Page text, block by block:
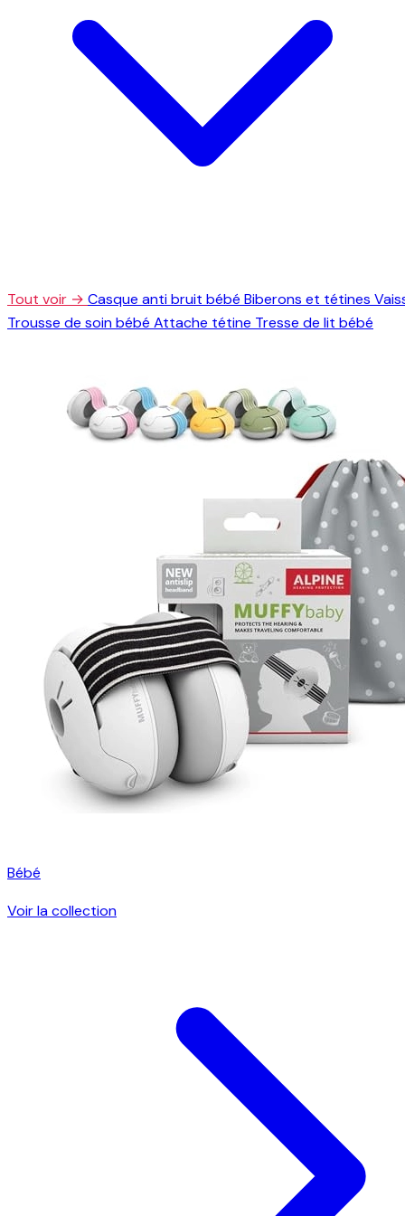
Tout voir → Casque anti bruit bébé Biberons et tétines
Trousse de soin bébé Attache tétine Tresse de lit bébé
Bébé
Voir la collection